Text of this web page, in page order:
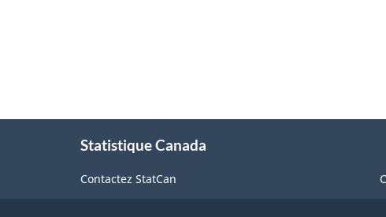
Statistique Canada
Contactez StatCan